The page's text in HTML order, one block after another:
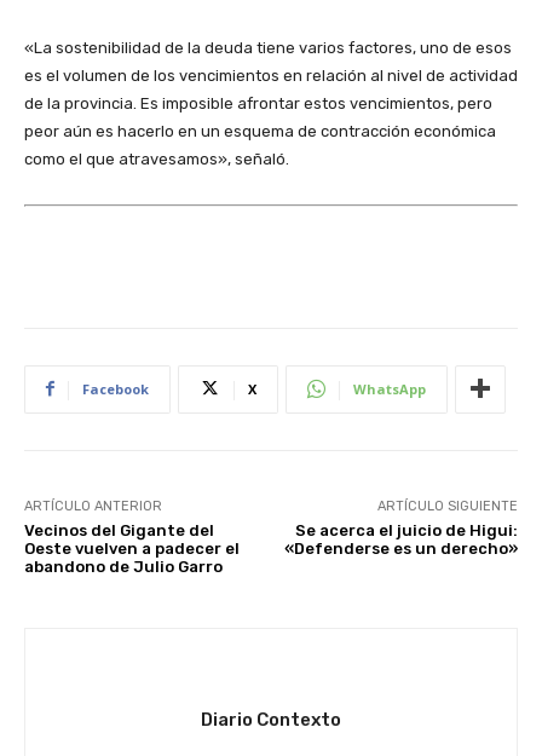
«La sostenibilidad de la deuda tiene varios factores, uno de esos
es el volumen de los vencimientos en relación al nivel de actividad
de la provincia. Es imposible afrontar estos vencimientos, pero
peor aún es hacerlo en un esquema de contracción económica
como el que atravesamos», señaló.
Facebook X WhatsApp
ARTÍCULO ANTERIOR
Vecinos del Gigante del
Oeste vuelven a padecer el
abandono de Julio Garro
ARTÍCULO SIGUIENTE
Se acerca el juicio de Higui:
«Defenderse es un derecho»
Diario Contexto